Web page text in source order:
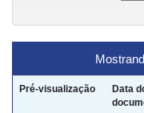
Pré-visualização
Data